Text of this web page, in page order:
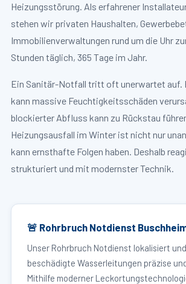
Heizungsstörung. Als erfahrener
stehen wir privaten Haushalten,
Immobilienverwaltungen rund um die Uhr
Stunden täglich, 365 Tage im Jahr.
Ein Sanitär-Notfall tritt oft unerwartet auf.
kann massive Feuchtigkeitsschäden
blockierter Abfluss kann zu Rückstau
Heizungsausfall im Winter ist nicht nur
kann ernsthafte Folgen haben. Deshalb
strukturiert und mit modernster Technik.
🚨 Rohrbruch Notdienst
Unser Rohrbruch Notdienst lokalisiert
beschädigte Wasserleitungen präzise
Mithilfe moderner